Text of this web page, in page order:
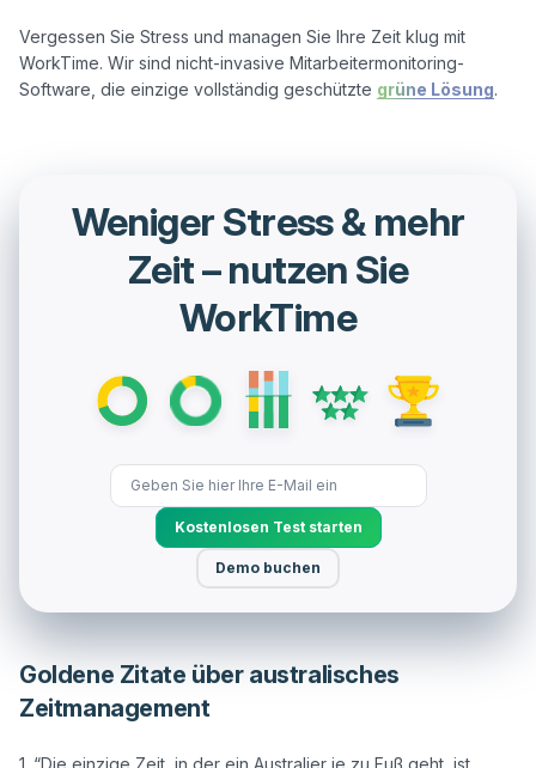
Vergessen Sie Stress und managen Sie Ihre Zeit klug mit
WorkTime. Wir sind nicht-invasive Mitarbeitermonitoring-
Software, die einzige vollständig geschützte grüne Lösung
Weniger Stress & mehr
Zeit – nutzen Sie
WorkTime
Kostenlosen Test starten
Demo buchen
Goldene Zitate über australisches
Zeitmanagement
1. “Die einzige Zeit, in der ein Australier je zu Fuß geht, ist,